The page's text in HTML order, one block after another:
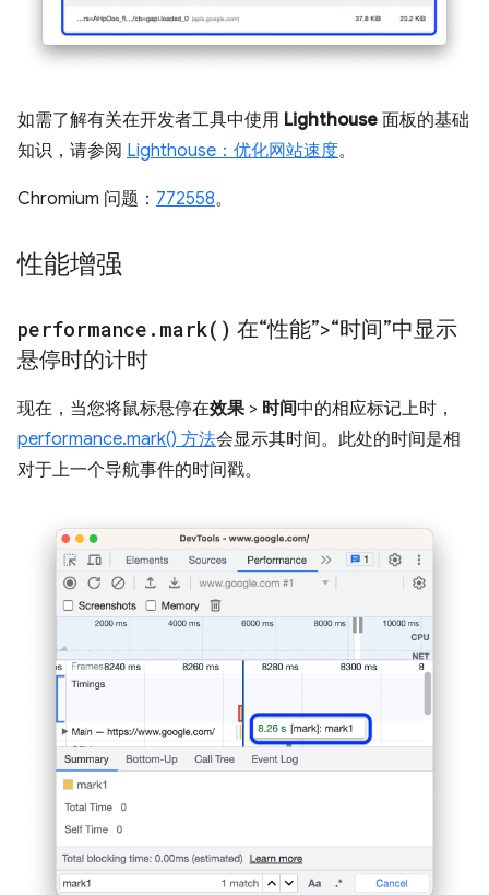
如需了解有关在开发者工具中使用 Lighthouse 面板的基础
知识，请参阅 Lighthouse：优化网站速度。
Chromium 问题： 772558。
性能增强
performance . mark( ) 在“性能”>“时间”中显示
悬停时的计时
现在，当您将鼠标悬停在效果 > 时间中的相应标记上时，
performance.mark() 方法会显示其时间。此处的时间是相
对于上一个导航事件的时间戳。